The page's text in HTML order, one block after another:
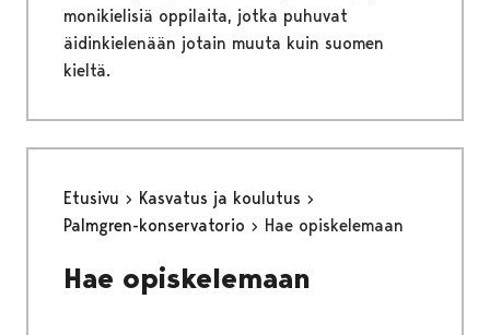
monikielisiä oppilaita, jotka puhuvat
äidinkielenään jotain muuta kuin suomen
kieltä.
Etusivu
Kasvatus ja koulutus
Palmgren-konservatorio
Hae opiskelemaan
Hae opiskelemaan